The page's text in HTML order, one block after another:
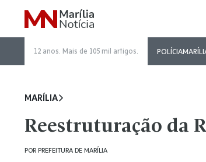
12 anos. Mais de 105 mil artigos. POLÍCIA
MARÍLIA
Reestruturação da
POR PREFEITURA DE MARÍLIA